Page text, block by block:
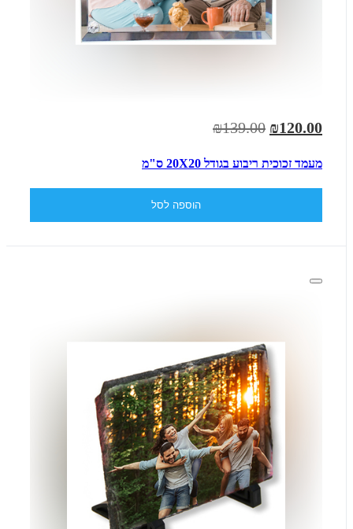
₪120.00
₪139.00
מעמד זכוכית ריבוע בגודל 20X20 ס"מ
הוספה לסל